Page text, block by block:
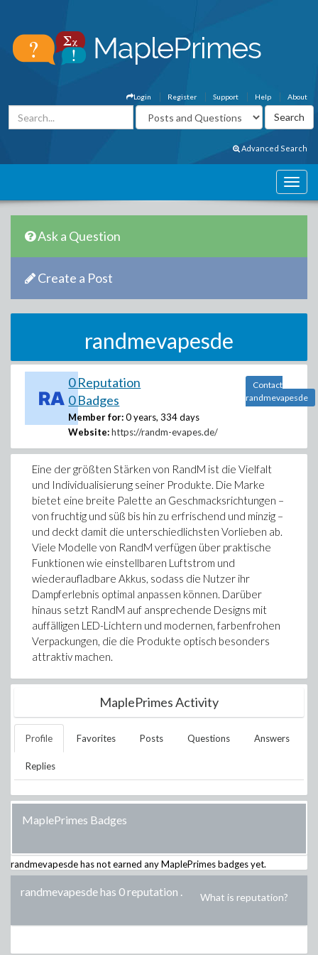
About
Help
Support
Register
Login
Advanced Search
Ask a Question
Create a Post
randmevapesde
0 Reputation
0 Badges
Member for: 0 years, 334 days
Website: https://randm-evapes.de/
Contact
randmevapesde
Eine der größten Stärken von RandM ist die Vielfalt
und Individualisierung seiner Produkte. Die Marke
bietet eine breite Palette an Geschmacksrichtungen –
von fruchtig und süß bis hin zu erfrischend und minzig –
und deckt damit die unterschiedlichsten Vorlieben ab.
Viele Modelle von RandM verfügen über praktische
Funktionen wie einstellbaren Luftstrom und
wiederaufladbare Akkus, sodass die Nutzer ihr
Dampferlebnis optimal anpassen können. Darüber
hinaus setzt RandM auf ansprechende Designs mit
auffälligen LED-Lichtern und modernen, farbenfrohen
Verpackungen, die die Produkte optisch besonders
attraktiv machen.
MaplePrimes Activity
Profile Favorites Posts Questions Answers
Replies
MaplePrimes Badges
randmevapesdehas not earned any MaplePrimes badges yet.
randmevapesde has 0 reputation . What is reputation?